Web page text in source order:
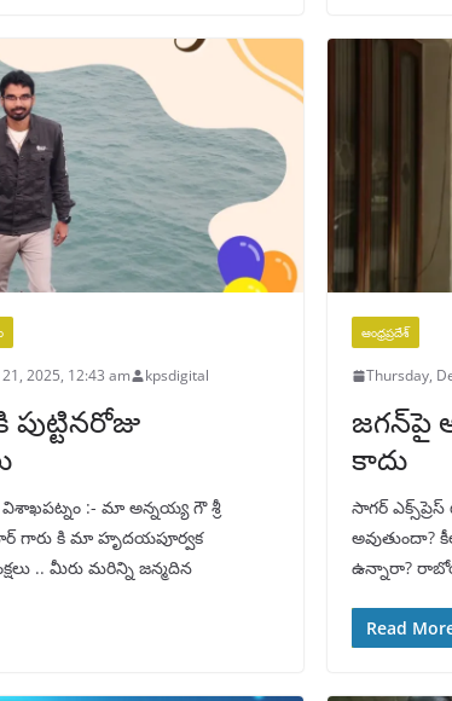
2025, 12:43 am kpsdigital
విశాఖపట్నం :- మా అన్నయ్య గౌ శ్రీ
గారు కి మా హృదయపూర్వక
.. మీరు మరిన్ని జన్మదిన
ఆంధ్రప్రదేశ్
Thursday,
జగన్‌‌పై
కాదు
సాగర్
అవుతుందా?
ఉన్నారా?
Read